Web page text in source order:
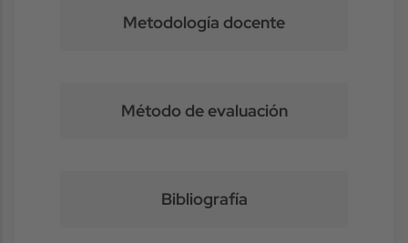
Metodología docente
Método de evaluación
Bibliografía